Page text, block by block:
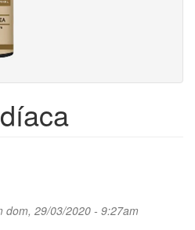
dom, 29/03/2020 - 9:27am